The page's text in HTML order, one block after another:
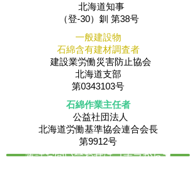
北海道知事
（登-30）釧 第38号
一般建設物
石綿含有建材調査者
建設業労働災害防止協会
北海道支部
第0343103号
石綿作業主任者
公益社団法人
​北海道労働基準協会連合会長
第9912号
電話お問い合わせはコチラから☚